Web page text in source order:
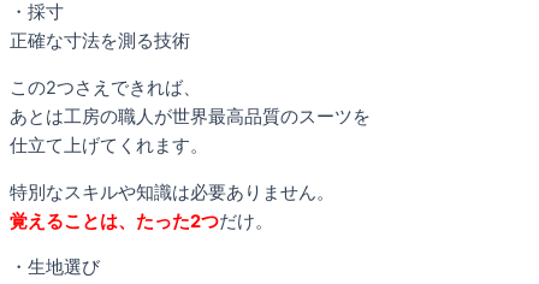
・採寸
正確な寸法を測る技術
この2つさえできれば、
あとは工房の職人が世界最高品質のスーツを
仕立て上げてくれます。
特別なスキルや知識は必要ありません。
覚えることは、たった2つだけ。
・生地選び